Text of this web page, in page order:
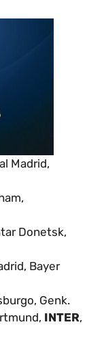
Madrid,
Donetsk,
Bayer
Genk.
INTER,